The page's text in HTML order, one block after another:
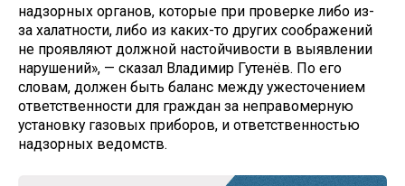
надзорных органов, которые при проверке либо из-
за халатности, либо из каких-то других соображений
не проявляют должной настойчивости в выявлении
нарушений», — сказал Владимир Гутенёв. По его
словам, должен быть баланс между ужесточением
ответственности для граждан за неправомерную
установку газовых приборов, и ответственностью
надзорных ведомств.